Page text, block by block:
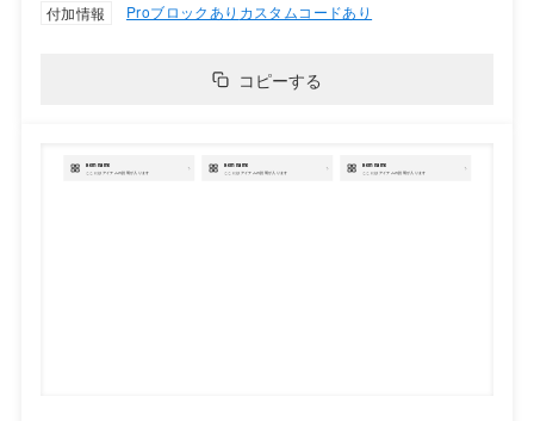
付加情報
Proブロックあり カスタムコードあり
コピーする